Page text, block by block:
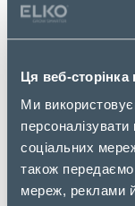
Ця веб-сторінка
Ми
персоналізувати
соціальних
також
мереж, реклами
партнери ELKO
широкого
Kedacom
якістю
продукти за
можливостями,
привабливими
в нинішніх